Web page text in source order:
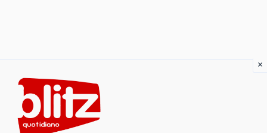
content
×